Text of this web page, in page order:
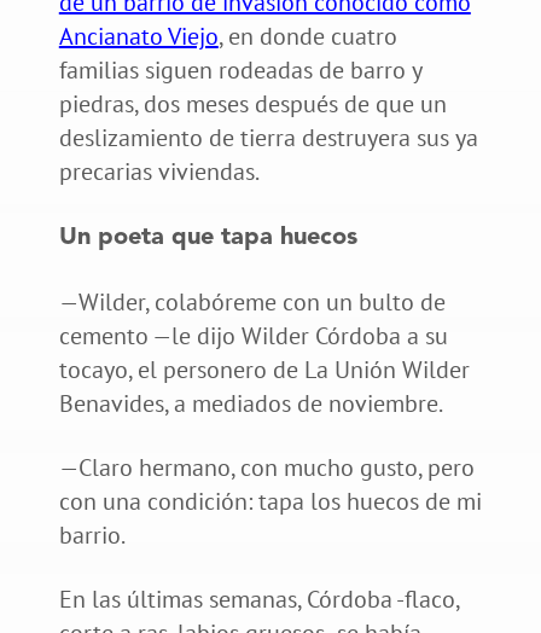
Ancianato Viejo, en donde cuatro
familias siguen rodeadas de barro y
piedras, dos meses después de que un
deslizamiento de tierra destruyera sus ya
precarias viviendas.
Un poeta que tapa huecos
—Wilder, colabóreme con un bulto de
cemento —le dijo Wilder Córdoba a su
tocayo, el personero de La Unión Wilder
Benavides, a mediados de noviembre.
—Claro hermano, con mucho gusto, pero
con una condición: tapa los huecos de mi
barrio.
En las últimas semanas, Córdoba -flaco,